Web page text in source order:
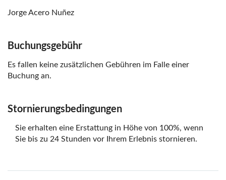
Jorge Acero Nuñez
Buchungsgebühr
Es fallen keine zusätzlichen Gebühren im Falle einer
Buchung an.
Stornierungsbedingungen
Sie erhalten eine Erstattung in Höhe von 100%, wenn
Sie bis zu 24 Stunden vor Ihrem Erlebnis stornieren.